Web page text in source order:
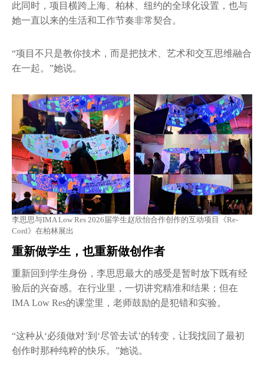
此同时，项目横跨上海、柏林、纽约的全球化设置，也与
她一直以来的生活和工作节奏非常契合。
“项目不只是教你技术，而是把技术、艺术和交互思维融合
在一起。”她说。
李思思与IMA Low Res 2026届学生赵欣怡合作创作的互动项目《Re-
Cord》在柏林展出
重新做学生，也重新做创作者
重新回到学生身份，李思思最大的感受是暂时放下既有经
验后的兴奋感。在行业里，一切讲究精准和结果；但在
IMA Low Res的课堂里，老师鼓励的是犯错和实验。
“这种从‘必须做对’到‘尽管去试’的转变，让我找回了最初
创作时那种纯粹的快乐。”她说。